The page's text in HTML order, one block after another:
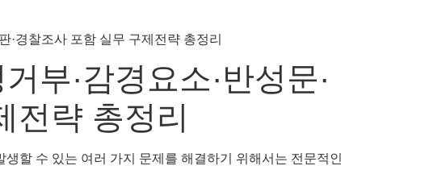
부·감경요소·반성문·
전략 총정리
할 수 있는 여러 가지 문제를 해결하기 위해서는 전문적인